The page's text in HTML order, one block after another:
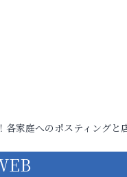
各家庭へのポスティングと